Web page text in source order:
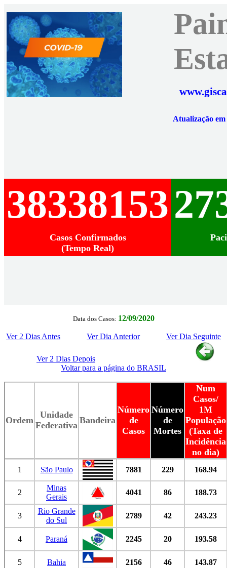
Atualização
38338153
Casos Confirmados
(Tempo Real)
Data dos Casos: 12/09/2020
Ver 2 Dias Antes Ver Dia Anterior Ver Dia Seguinte
Ver 2 Dias Depois
Voltar para a página do BRASIL
Ordem
Unidade
Federativa Bandeira
Número
de
Casos
Número
de
Mortes
Num
Casos/
1M
População
(Taxa de
Incidência
no dia)
1 São Paulo 7881 229 168.94
2
Minas
Gerais
4041 86 188.73
3
Rio Grande
do Sul
2789 42 243.23
4 Paraná 2245 20 193.58
5 Bahia 2156 46 143.87